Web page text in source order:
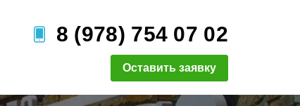
8 (978) 754 07 02
Оставить заявку